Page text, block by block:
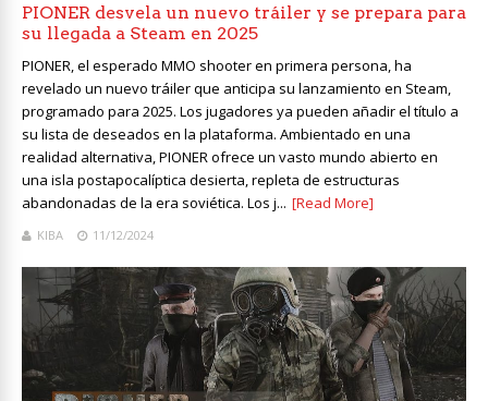
PIONER desvela un nuevo tráiler y se prepara para
su llegada a Steam en 2025
PIONER, el esperado MMO shooter en primera persona, ha
revelado un nuevo tráiler que anticipa su lanzamiento en Steam,
programado para 2025. Los jugadores ya pueden añadir el título a
su lista de deseados en la plataforma. Ambientado en una
realidad alternativa, PIONER ofrece un vasto mundo abierto en
una isla postapocalíptica desierta, repleta de estructuras
abandonadas de la era soviética. Los j... [Read More]
KIBA 11/12/2024